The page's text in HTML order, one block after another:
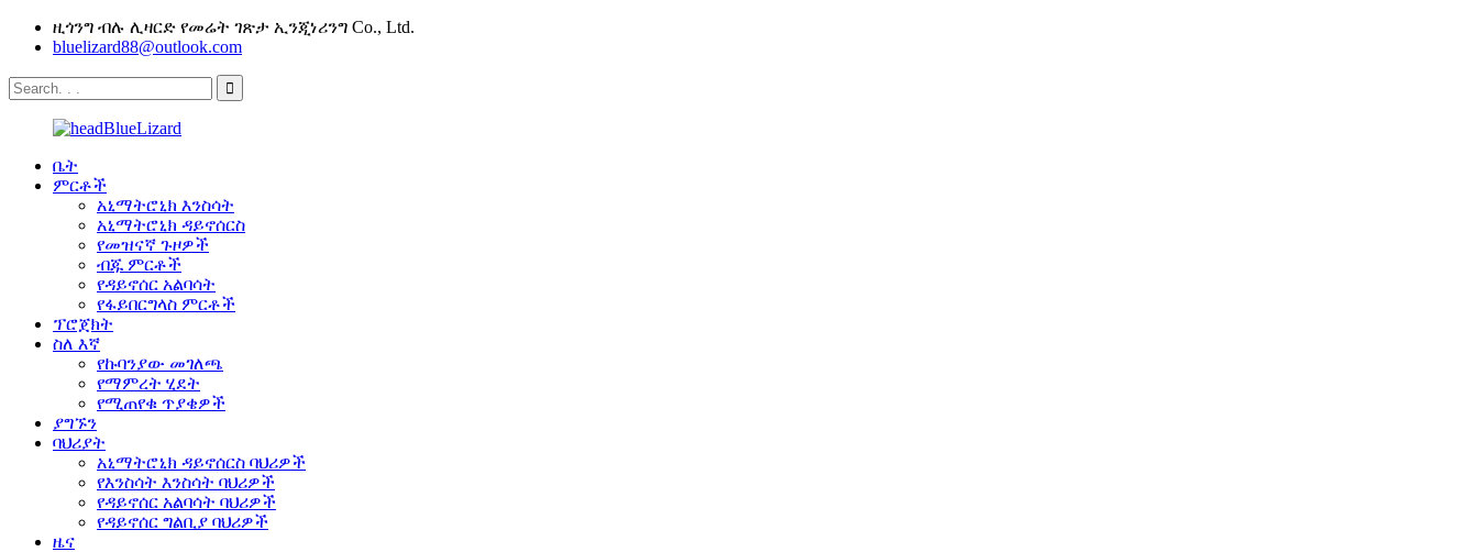
ዚጎንግ ብሉ ሊዛርድ የመሬት ገጽታ ኢንጂነሪንግ Co., Ltd.
bluelizard88@outlook.com
ቤት
ምርቶች
አኒማትሮኒክ እንስሳት
አኒማትሮኒክ ዳይኖሰርስ
የመዝናኛ ጉዞዎች
ብጁ ምርቶች
የዳይኖሰር አልባሳት
የፋይበርግላስ ምርቶች
ፕሮጀክት
ስለ እኛ
የኩባንያው መገለጫ
የማምረት ሂደት
የሚጠየቁ ጥያቄዎች
ያግኙን
ባህሪያት
አኒማትሮኒክ ዳይኖሰርስ ባህሪዎች
የእንስሳት እንስሳት ባህሪዎች
የዳይኖሰር አልባሳት ባህሪዎች
የዳይኖሰር ግልቢያ ባህሪዎች
ዜና